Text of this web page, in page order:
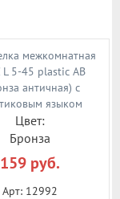
Цвет:
Бронза
159 руб.
Арт: 12992